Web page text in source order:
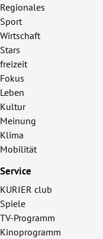
Regionales
Sport
Wirtschaft
Stars
freizeit
Fokus
Leben
Kultur
Meinung
Klima
Mobilität
Service
KURIER club
Spiele
TV-Programm
Kinoprogramm